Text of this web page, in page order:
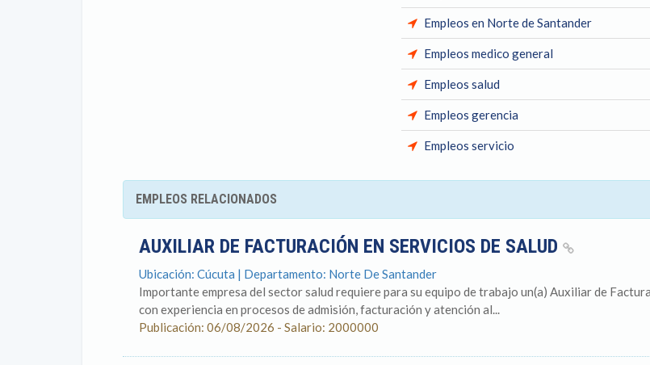
Empleos en Norte de Santander
Empleos medico general
Empleos salud
Empleos gerencia
Empleos servicio
EMPLEOS RELACIONADOS
AUXILIAR DE FACTURACIÓN EN SERVICIOS DE SALUD
Ubicación: Cúcuta | Departamento: Norte De Santander
Importante empresa del sector salud requiere para su equipo de trabajo un(a) Auxiliar de
con experiencia en procesos de admisión, facturación y atención al...
Publicación: 06/08/2026 - Salario: 2000000